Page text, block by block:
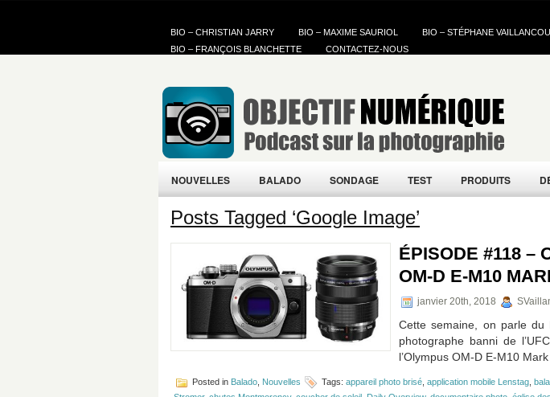
BIO – CHRISTIAN JARRY BIO – MAXIME SAURIOL
BIO – STÉPHANE
BIO – FRANÇOIS BLANCHETTE
CONTACTEZ-NOUS
NOUVELLES BALADO SONDAGE TEST PRODUITS
Posts Tagged ‘Google Image’
ÉPISODE #118 –
OM-D E-M10
janvier 20th, 2018
Cette semaine, on parle du
photographe banni de
l’Olympus OM-D E-M10
Posted in Balado Nouvelles Tags: appareil photo brisé application mobile Lenstag